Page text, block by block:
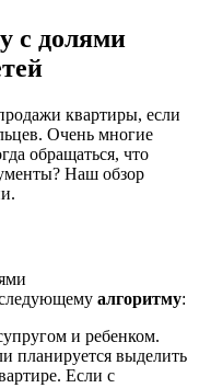
с долями
квартиры, если
Очень многие
обращаться, что
Наш обзор
алгоритму:
и ребенком.
планируется выделить
Если с